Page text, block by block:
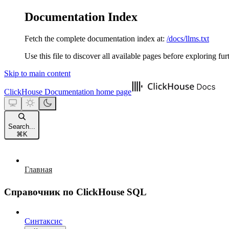
Documentation Index
Fetch the complete documentation index at: /docs/llms.txt
Use this file to discover all available pages before exploring
Skip to main content
ClickHouse Documentation home page
Search...
⌘ K
Главная
Справочник по ClickHouse SQL
Синтаксис